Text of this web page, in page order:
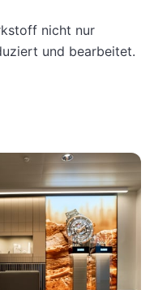
nicht nur
und bearbeitet.